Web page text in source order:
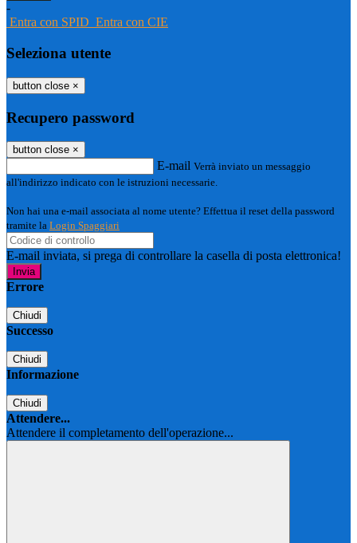
-
Entra con SPID Entra con CIE
Seleziona utente
button close ×
Recupero password
button close ×
E-mail Verrà inviato un messaggio
all'indirizzo indicato con le istruzioni necessarie.
Non hai una e-mail associata al nome utente? Effettua il reset della password
tramite la Login Spaggiari
E-mail inviata, si prega di controllare la casella di posta elettronica!
Errore
Chiudi
Successo
Chiudi
Informazione
Chiudi
Attendere...
Attendere il completamento dell'operazione...